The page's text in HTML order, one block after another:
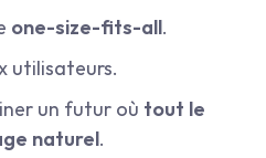
one-size-fits-all.
utilisateurs.
un futur où tout le
naturel.